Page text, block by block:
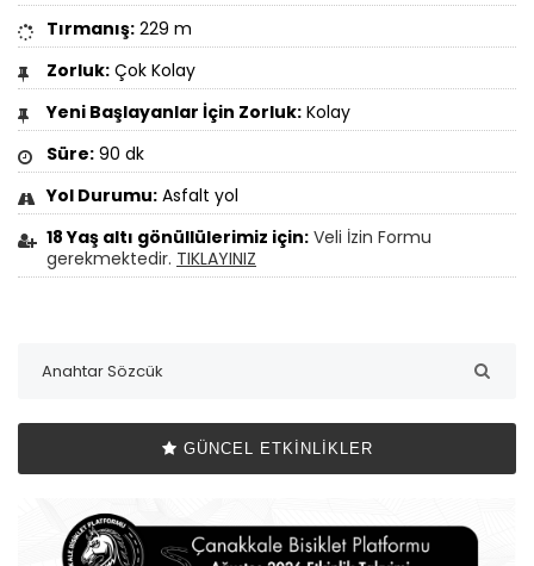
Tırmanış: 229 m
Zorluk: Çok Kolay
Yeni Başlayanlar İçin Zorluk: Kolay
Süre: 90 dk
Yol Durumu: Asfalt yol
18 Yaş altı gönüllülerimiz için: Veli İzin Formu
gerekmektedir. TIKLAYINIZ
GÜNCEL ETKINLIKLER